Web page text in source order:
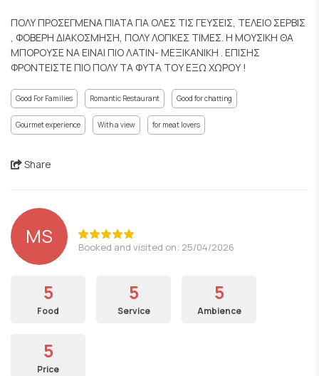
ΠΟΛΥ ΠΡΟΣΕΓΜΕΝΑ ΠΙΑΤΑ ΓΙΑ ΟΛΕΣ ΤΙΣ ΓΕΥΣΕΙΣ, ΤΕΛΕΙΟ ΣΕΡΒΙΣ
, ΦΟΒΕΡΗ ΔΙΑΚΟΣΜΗΣΗ, ΠΟΛΥ ΛΟΓΙΚΕΣ ΤΙΜΕΣ. Η ΜΟΥΣΙΚΗ ΘΑ
ΜΠΟΡΟΥΣΕ ΝΑ ΕΙΝΑΙ ΠΙΟ ΛΑΤΙΝ- ΜΕΞΙΚΑΝΙΚΗ . ΕΠΙΣΗΣ
ΦΡΟΝΤΕΙΣΤΕ ΠΙΟ ΠΟΛΥ ΤΑ ΦΥΤΑ ΤΟΥ ΕΞΩ ΧΩΡΟΥ !
Good For Families Romantic Restaurant Good for chatting
Gourmet experience With a view for meat lovers
Share
MS Booked and visited on: 25/04/2026
5
Food
5
Service
5
Ambience
5
Price